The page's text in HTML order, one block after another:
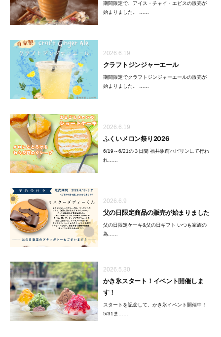
期間限定で、アイス・チャイ・エピスの販売が
始まりました。 ……
2026.6.19
クラフトジンジャーエール
期間限定でクラフトジンジャーエールの販売が
始まりました。 ……
2026.6.19
ふくいメロン祭り2026
6/19～6/21の３日間 福井駅前ハピリンにて行わ
れ……
2026.6.9
父の日限定商品の販売が始まりました
父の日限定ケーキ&父の日ギフト いつも家族の
為……
2026.5.30
かき氷スタート！イベント開催しま
す！
スタートを記念して、かき氷イベント開催中！
5/31ま……